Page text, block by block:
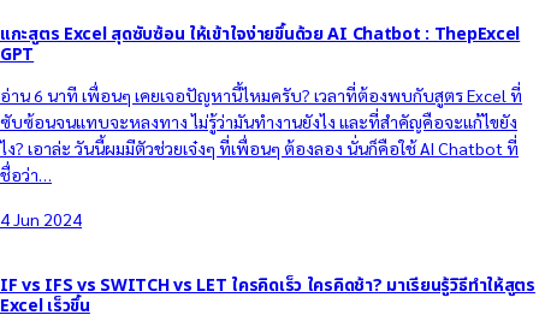
แกะสูตร Excel สุดซับซ้อน ให้เข้าใจง่ายขึ้นด้วย AI Chatbot : ThepExcel
GPT
อ่าน 6 นาที เพื่อนๆ เคยเจอปัญหานี้ไหมครับ? เวลาที่ต้องพบกับสูตร Excel ที่
ซับซ้อนจนแทบจะหลงทาง ไม่รู้ว่ามันทำงานยังไง และที่สำคัญคือจะแก้ไขยัง
ไง? เอาล่ะ วันนี้ผมมีตัวช่วยเจ๋งๆ ที่เพื่อนๆ ต้องลอง นั่นก็คือใช้ AI Chatbot ที่
ชื่อว่า…
4 Jun 2024
IF vs IFS vs SWITCH vs LET ใครคิดเร็ว ใครคิดช้า? มาเรียนรู้วิธีทำให้สูตร
Excel เร็วขึ้น